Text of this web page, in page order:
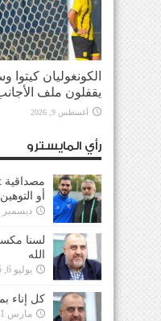
الكونغوليان
يقفلون ملف
أغسطس 9, 2026
رأي المايسترو
أو التوهين
ديسمبر 22, 2025
لسنا
الله
يوليو 6, 2025
كل إناء
مارس 31, 2025